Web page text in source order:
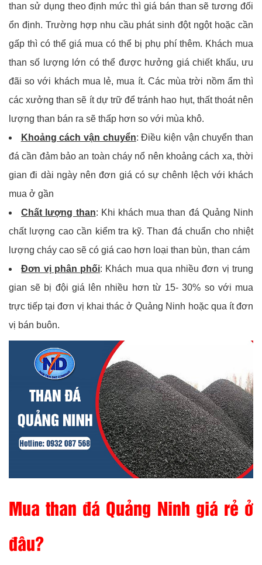
than sử dụng theo định mức thì giá bán than sẽ tương đối
ổn định. Trường hợp nhu cầu phát sinh đột ngột hoặc cần
gấp thì có thể giá mua có thể bị phụ phí thêm. Khách mua
than số lượng lớn có thể được hưởng giá chiết khấu, ưu
đãi so với khách mua lẻ, mua ít. Các mùa trời nồm ẩm thì
các xưởng than sẽ ít dự trữ để tránh hao hụt, thất thoát nên
lượng than bán ra sẽ thấp hơn so với mùa khô.
Khoảng cách vận chuyển: Điều kiện vận chuyển than
đá cần đảm bảo an toàn cháy nổ nên khoảng cách xa, thời
gian đi dài ngày nên đơn giá có sự chênh lệch với khách
mua ở gần
Chất lượng than: Khi khách mua than đá Quảng Ninh
chất lượng cao cần kiểm tra kỹ. Than đá chuẩn cho nhiệt
lượng cháy cao sẽ có giá cao hơn loại than bùn, than cám
Đơn vị phân phối: Khách mua qua nhiều đơn vị trung
gian sẽ bị đội giá lên nhiều hơn từ 15- 30% so với mua
trực tiếp tại đơn vị khai thác ở Quảng Ninh hoặc qua ít đơn
vị bán buôn.
Mua than đá Quảng Ninh giá rẻ ở
đâu?